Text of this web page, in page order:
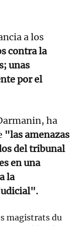
a los
contra la
unas
por el
ha
"las amenazas
del tribunal
en una
la
magistrats du